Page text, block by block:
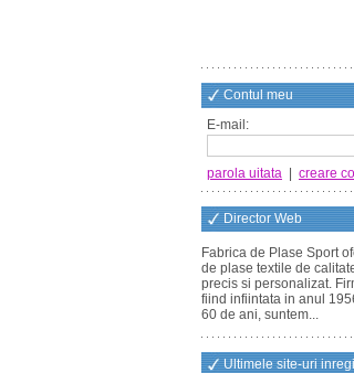
Contul meu
E-mail:
parola uitata creare
Director Web
Fabrica de Plase Sport
de plase textile de
precis si personalizat.
fiind infiintata in anul
60 de ani, suntem...
Ultimele site-uri